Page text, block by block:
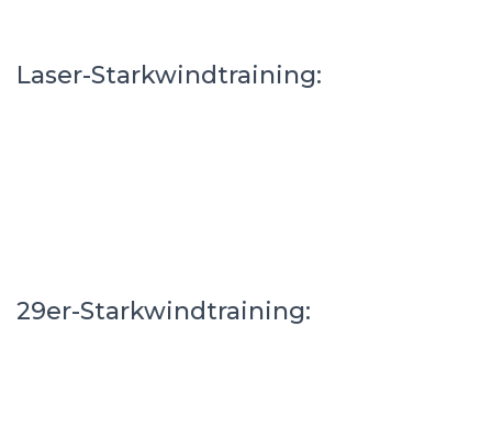
Laser-Starkwindtraining:
29er-Starkwindtraining: